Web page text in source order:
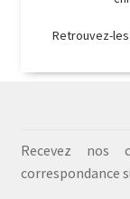
Retrouvez-
Recevez nos
correspondance